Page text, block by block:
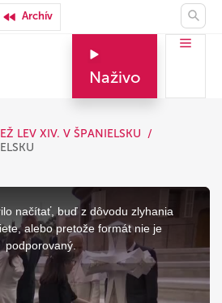
Archív
Naživo
LEV XIV. V ŠPANIELSKU
načítať, buď z dôvodu zlyhania
alebo pretože formát nie je
podporovaný.